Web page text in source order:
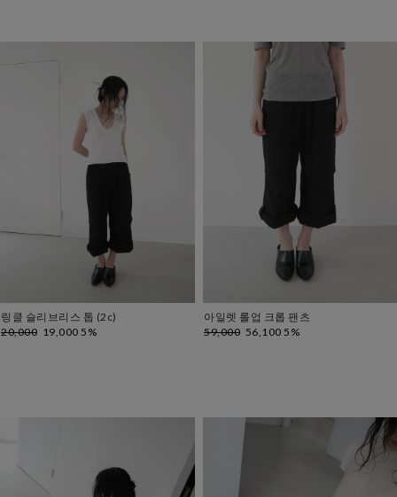
링클 슬리브리스 톱 (2c)
20,000 19,000 5%
아일렛 롤업 크롭 팬츠
59,000 56,100 5%